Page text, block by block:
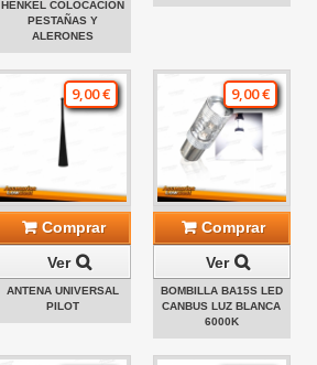
HENKEL COLOCACION
PESTAÑAS Y
ALERONES
9,00 €
Comprar
Ver
ANTENA UNIVERSAL
PILOT
9,00 €
Comprar
Ver
BOMBILLA BA15S LED
CANBUS LUZ BLANCA
6000K